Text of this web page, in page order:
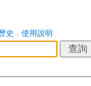
史 ． 使用說明